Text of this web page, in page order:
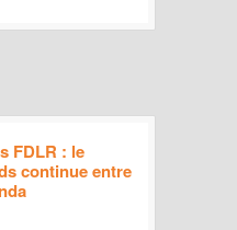
FDLR : le
continue entre